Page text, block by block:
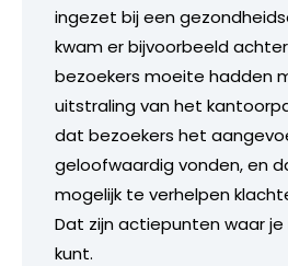
ingezet bij een
kwam er bijvoorbeeld
bezoekers moeite hadden
uitstraling van het
dat bezoekers het
geloofwaardig vonden, en
mogelijk te verhelpen
Dat zijn actiepunten waar
kunt.